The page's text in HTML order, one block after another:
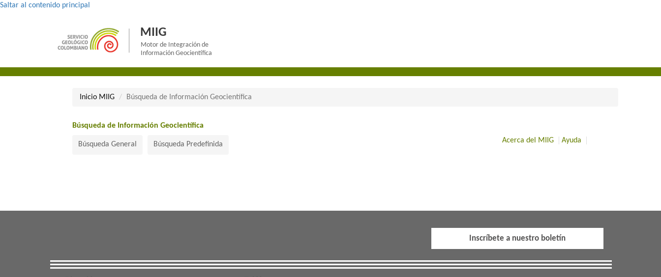
Saltar al contenido principal
MIIG
Motor de Integración de
Información Geocientífica
Inicio MII​​​G Búsqueda de Información Geocientífica
Búsqueda de Información Geocientífica​
Búsqueda General Búsqueda Predefinida Acerca del MIIG Ayuda
Inscríbete a nuestro boletín